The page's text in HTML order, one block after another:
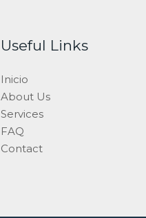
Useful Links
Inicio
About Us
Services
FAQ
Contact